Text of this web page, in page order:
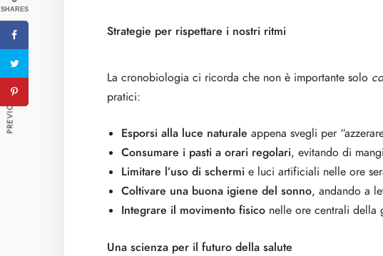
Strategie per rispettare i nostri ritmi
La cronobiologia ci ricorda che non è importante solo
pratici:
Esporsi alla luce naturale appena svegli per
Consumare i pasti a orari regolari, evitando di
Limitare l’uso di schermi e luci artificiali nelle ore
Coltivare una buona igiene del sonno, andando a
Integrare il movimento fisico nelle ore centrali
Una scienza per il futuro della salute
PREVIOUS ARTICLE
SHARES